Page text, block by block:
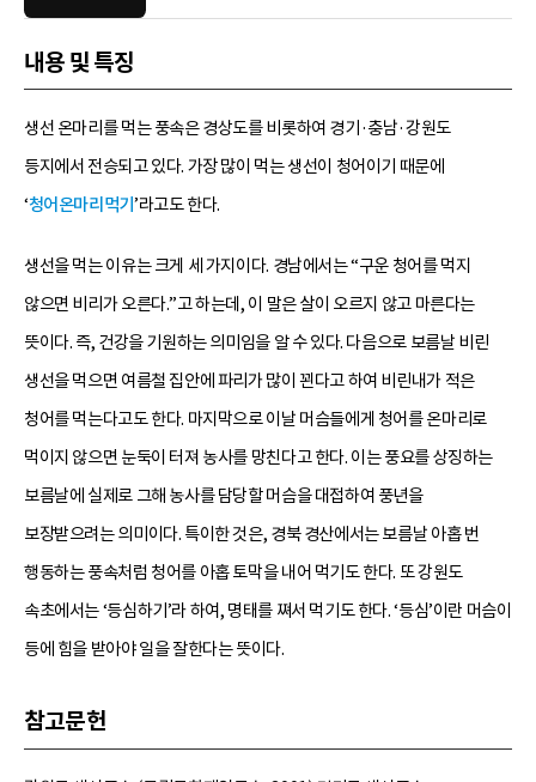
내용 및 특징
생선 온마리를 먹는 풍속은 경상도를 비롯하여 경기·충남·강원도
등지에서 전승되고 있다. 가장 많이 먹는 생선이 청어이기 때문에
‘청어온마리먹기 ’라고도 한다.
생선을 먹는 이유는 크게 세 가지이다. 경남에서는 “구운 청어를 먹지
않으면 비리가 오른다.”고 하는데, 이 말은 살이 오르지 않고 마른다는
뜻이다. 즉, 건강을 기원하는 의미임을 알 수 있다. 다음으로 보름날 비린
생선을 먹으면 여름철 집안에 파리가 많이 꾄다고 하여 비린내가 적은
청어를 먹는다고도 한다. 마지막으로 이날 머슴들에게 청어를 온마리로
먹이지 않으면 눈둑이 터져 농사를 망친다고 한다. 이는 풍요를 상징하는
보름날에 실제로 그해 농사를 담당할 머슴을 대접하여 풍년을
보장받으려는 의미이다. 특이한 것은, 경북 경산에서는 보름날 아홉 번
행동하는 풍속처럼 청어를 아홉 토막을 내어 먹기도 한다. 또 강원도
속초에서는 ‘등심하기’라 하여, 명태를 쪄서 먹기도 한다. ‘등심’이란 머슴이
등에 힘을 받아야 일을 잘한다는 뜻이다.
참고문헌